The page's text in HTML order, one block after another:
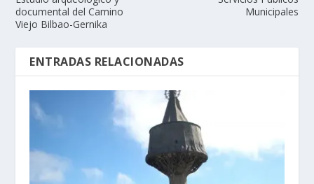
documental del Camino
Viejo Bilbao-Gernika
Municipales
ENTRADAS RELACIONADAS